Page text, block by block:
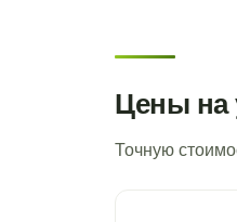
Цены на
Точную